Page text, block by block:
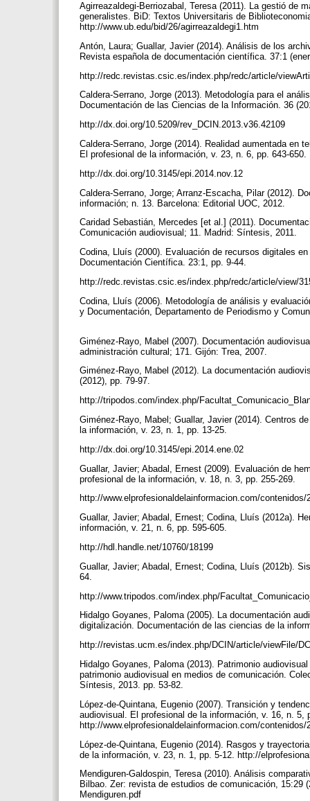
Agirreazaldegi-Berriozabal, Teresa (2011). La gestió de
generalistes. BiD: Textos Universitaris de
http://www.ub.edu/bid/26/agirreazaldegi1.htm
Antón, Laura; Guallar, Javier (2014). Análisis de los
Revista española de documentación científica. 37:1
http://redc.revistas.csic.es/index.php/redc/article/
Caldera-Serrano, Jorge (2013). Metodología para el
Documentación de las Ciencias de la Información. 36
http://dx.doi.org/10.5209/rev_DCIN.2013.v36.42109
Caldera-Serrano, Jorge (2014). Realidad aumentada en
El profesional de la información, v. 23, n. 6, pp. 643-650.
http://dx.doi.org/10.3145/epi.2014.nov.12
Caldera-Serrano, Jorge; Arranz-Escacha, Pilar (2012).
información; n. 13. Barcelona: Editorial UOC, 2012.
Caridad Sebastián, Mercedes [et al.] (2011).
Comunicación audiovisual; 11. Madrid: Síntesis, 2011.
Codina, Lluís (2000). Evaluación de recursos digitales
Documentación Científica. 23:1, pp. 9-44.
http://redc.revistas.csic.es/index.php/redc/article/view/
Codina, Lluís (2006). Metodología de análisis y
y Documentación, Departamento de Periodismo y
Giménez-Rayo, Mabel (2007). Documentación
administración cultural; 171. Gijón: Trea, 2007.
Giménez-Rayo, Mabel (2012). La documentación
(2012), pp. 79-97.
http://tripodos.com/index.php/
Giménez-Rayo, Mabel; Guallar, Javier (2014). Centros
la información, v. 23, n. 1, pp. 13-25.
http://dx.doi.org/10.3145/epi.2014.ene.02
Guallar, Javier; Abadal, Ernest (2009). Evaluación de
profesional de la información, v. 18, n. 3, pp. 255-269.
http://www.elprofesionaldelainformacion.com/
Guallar, Javier; Abadal, Ernest; Codina, Lluís (2012a).
información, v. 21, n. 6, pp. 595-605.
http://hdl.handle.net/10760/18199
Guallar, Javier; Abadal, Ernest; Codina, Lluís (2012b).
64.
http://www.tripodos.com/index.php/
Hidalgo Goyanes, Paloma (2005). La documentación
digitalización. Documentación de las ciencias de la
http://revistas.ucm.es/index.php/DCIN/article/viewFile/
Hidalgo Goyanes, Paloma (2013). Patrimonio
patrimonio audiovisual en medios de comunicación.
Síntesis, 2013. pp. 53-82.
López-de-Quintana, Eugenio (2007). Transición y
audiovisual. El profesional de la información, v. 16, n. 5,
http://www.elprofesionaldelainformacion.com/
López-de-Quintana, Eugenio (2014). Rasgos y
de la información, v. 23, n. 1, pp. 5-12. http://
Mendiguren-Galdospin, Teresa (2010). Análisis
Bilbao. Zer: revista de estudios de comunicación, 15:29
Mendiguren.pdf